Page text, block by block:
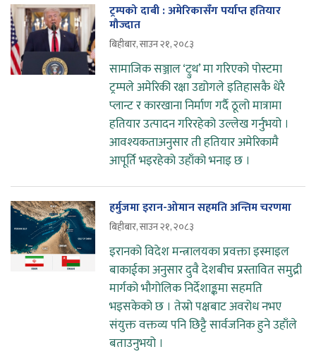
ट्रम्पको दाबी : अमेरिकासँग पर्याप्त हतियार
मौज्दात
बिहीबार, साउन २१, २०८३
सामाजिक सञ्जाल ‘ट्रुथ’ मा गरिएको पोस्टमा
ट्रम्पले अमेरिकी रक्षा उद्योगले इतिहासकै धेरै
प्लान्ट र कारखाना निर्माण गर्दै ठूलो मात्रामा
हतियार उत्पादन गरिरहेको उल्लेख गर्नुभयो ।
आवश्यकताअनुसार ती हतियार अमेरिकामै
आपूर्ति भइरहेको उहाँको भनाइ छ ।
हर्मुजमा इरान-ओमान सहमति अन्तिम चरणमा
बिहीबार, साउन २१, २०८३
इरानको विदेश मन्त्रालयका प्रवक्ता इस्माइल
बाकाईका अनुसार दुवै देशबीच प्रस्तावित समुद्री
मार्गको भौगोलिक निर्देशाङ्कमा सहमति
भइसकेको छ । तेस्रो पक्षबाट अवरोध नभए
संयुक्त वक्तव्य पनि छिट्टै सार्वजनिक हुने उहाँले
बताउनुभयो ।